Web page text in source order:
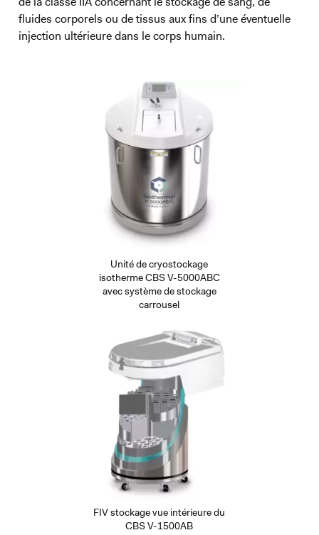
fluides corporels ou de tissus aux fins d’une éventuelle
injection ultérieure dans le corps humain.
Unité de cryostockage
isotherme CBS V-5000ABC
avec système de stockage
carrousel
FIV stockage vue intérieure du
CBS V-1500AB